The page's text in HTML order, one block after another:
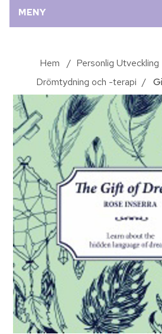
MENY
Hem / Personlig Utveckling
Drömtydning och -terapi /